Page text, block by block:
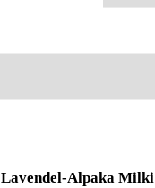
Lavendel-Alpaka Milki